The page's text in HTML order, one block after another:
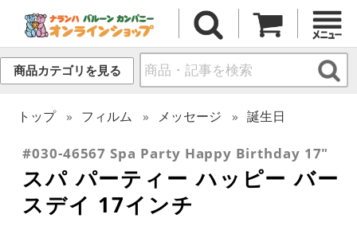
商品カテゴリを見る
トップ フィルム メッセージ 誕生日
#030-46567 Spa Party Happy Birthday 17"
スパ パーティー ハッピー バー
スデイ 17インチ